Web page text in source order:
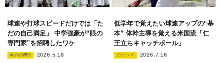
球速や打球スピードだけでは「た
だの自己満足」 中学強豪が“眼の
専門家”を招聘したワケ
伸びる指導法 2026.5.18
低学年で覚えたい球速アップの“基
本” 体幹主導を覚える米国流「仁
王立ちキャッチボール」
ピッチング 2026.7.16